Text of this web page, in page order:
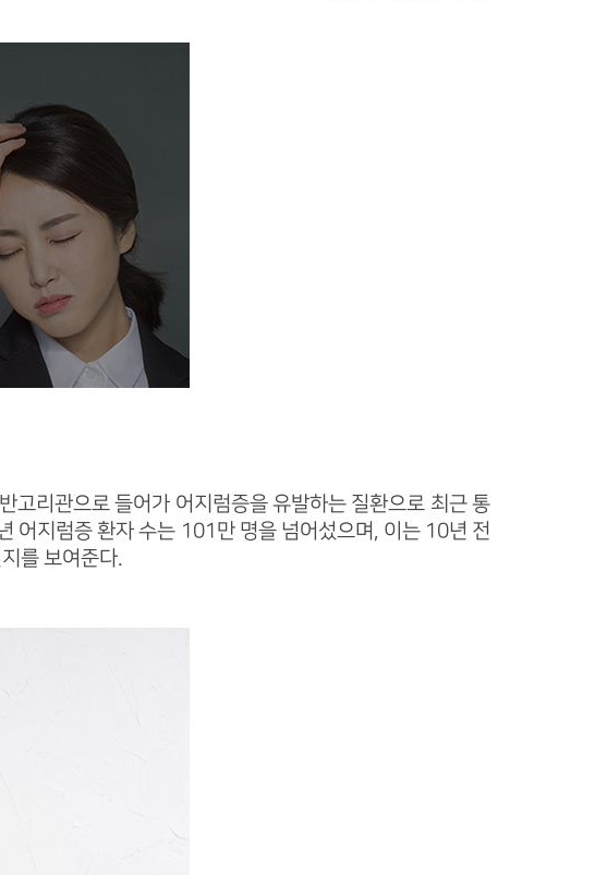
리관으로 들어가 어지럼증을 유발하는 질환으로 최근 통
어지럼증 환자 수는 101만 명을 넘어섰으며, 이는 10년 전
를 보여준다.